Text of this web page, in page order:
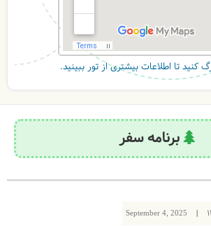
کنید تا اطلاعات بیشتری از تور ببینید.
برنامه سفر
September 4, 2025 |